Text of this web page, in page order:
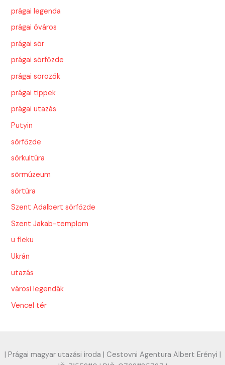
prágai legenda
prágai óváros
prágai sör
prágai sörfőzde
prágai sörözők
prágai tippek
prágai utazás
Putyin
sörfőzde
sörkultúra
sörmúzeum
sörtúra
Szent Adalbert sörfőzde
Szent Jakab-templom
u fleku
Ukrán
utazás
városi legendák
Vencel tér
| Prágai magyar utazási iroda | Cestovni Agentura Albert Erényi |